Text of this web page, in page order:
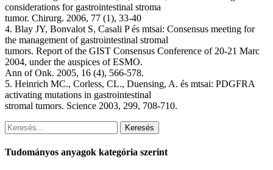
considerations for gastrointestinal stroma
tumor. Chirurg. 2006, 77 (1), 33-40
4. Blay JY, Bonvalot S, Casali P és mtsai: Consensus meeting for
the management of gastrointestinal stromal
tumors. Report of the GIST Consensus Conference of 20-21 Marc
2004, under the auspices of ESMO.
Ann of Onk. 2005, 16 (4), 566-578.
5. Heinrich MC., Corless, CL., Duensing, A. és mtsai: PDGFRA
activating mutations in gastrointestinal
stromal tumors. Science 2003, 299, 708-710.
Keresés
Tudományos anyagok kategória szerint